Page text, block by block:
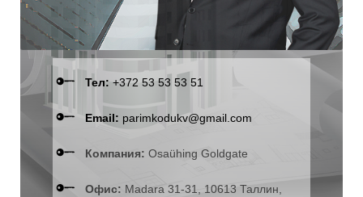
Тел: +372 53 53 53 51
Email: parimkodukv@gmail.com
Компания: Osaühing Goldgate
Офис: Madara 31-31, 10613 Таллин,